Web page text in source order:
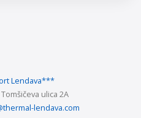
Lendava***
ulica 2A
lendava.com